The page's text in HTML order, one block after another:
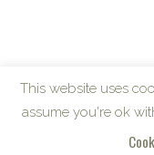
This website uses
assume you're ok